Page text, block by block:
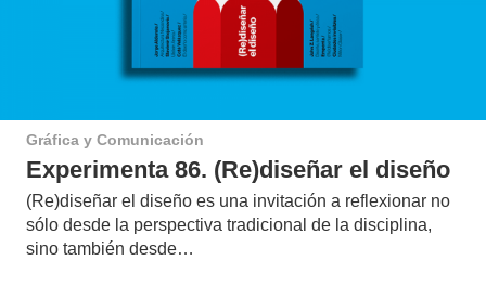
Gráfica y Comunicación
Experimenta 86. (Re)diseñar el diseño
(Re)diseñar el diseño es una invitación a reflexionar no
sólo desde la perspectiva tradicional de la disciplina,
sino también desde…